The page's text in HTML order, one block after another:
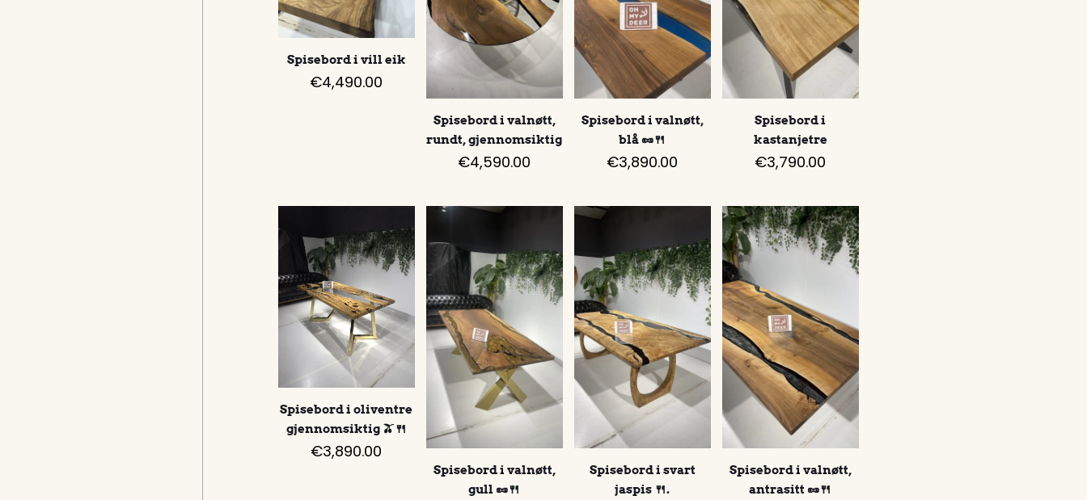
Spisebord i vill eik
€4,490.00
Spisebord i valnøtt,
rundt, gjennomsiktig
€4,590.00
Spisebord i valnøtt,
blå 🥜🍴
€3,890.00
Spisebord i
kastanjetre
€3,790.00
Spisebord i oliventre
gjennomsiktig 🫒🍴
€3,890.00
Spisebord i valnøtt,
gull 🥜🍴
Spisebord i svart
jaspis 🍴.
Spisebord i valnøtt,
antrasitt 🥜🍴